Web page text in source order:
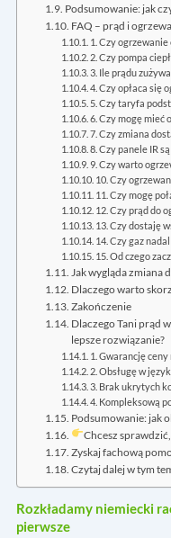
Podsumowanie: jak
FAQ – prąd i
1. Czy
2. Czy pompa
3. Ile prądu
4. Czy opłaca się
5. Czy taryfa
6. Czy mogę mieć
7. Czy zmiana
8. Czy panele IR
9. Czy warto
10. Czy
11. Czy mogę
12. Czy prąd do
13. Czy dostaję
14. Czy gaz
15. Od czego
Jak wygląda zmiana
Dlaczego warto
Zakończenie
Dlaczego Tani prąd
lepsze rozwiązanie?
1. Gwarancję
2. Obsługę w
3. Brak ukrytych
4. Kompleksową
Podsumowanie: jak
Chcesz
Zyskaj fachową
Czytaj dalej w tym
Rozkładamy niemiecki
pierwsze